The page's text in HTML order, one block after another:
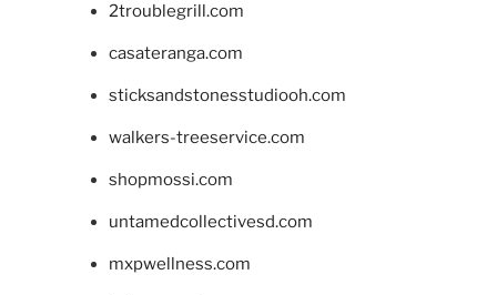
2troublegrill.com
casateranga.com
sticksandstonesstudiooh.com
walkers-treeservice.com
shopmossi.com
untamedcollectivesd.com
mxpwellness.com